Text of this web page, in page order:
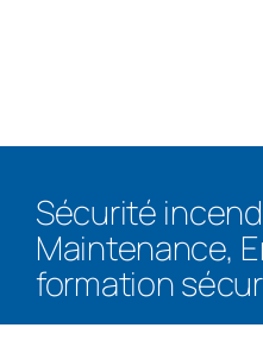
Sécurité
Maintenance,
formation